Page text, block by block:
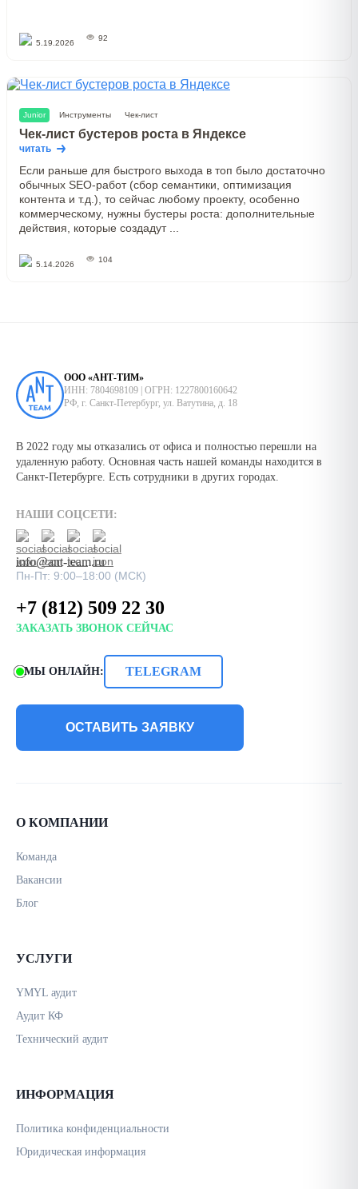
5.19.2026
92
Junior Инструменты Чек-лист
Чек-лист бустеров роста в Яндексе
читать
Если раньше для быстрого выхода в топ было достаточно
обычных SEO-работ (сбор семантики, оптимизация
контента и т.д.), то сейчас любому проекту, особенно
коммерческому, нужны бустеры роста: дополнительные
действия, которые создадут ...
5.14.2026
104
ООО «АНТ-ТИМ»
ИНН: 7804698109 | ОГРН: 1227800160642
РФ, г. Санкт-Петербург, ул. Ватутина, д. 18
В 2022 году мы отказались от офиса и полностью перешли на
удаленную работу. Основная часть нашей команды находится в
Санкт-Петербурге. Есть сотрудники в других городах.
НАШИ СОЦСЕТИ:
info@ant-team.ru
Пн-Пт: 9:00–18:00 (МСК)
+7 (812) 509 22 30
ЗАКАЗАТЬ ЗВОНОК СЕЙЧАС
МЫ ОНЛАЙН: TELEGRAM
ОСТАВИТЬ ЗАЯВКУ
О КОМПАНИИ
Команда
Вакансии
Блог
УСЛУГИ
YMYL аудит
Аудит КФ
Технический аудит
ИНФОРМАЦИЯ
Политика конфиденциальности
Юридическая информация